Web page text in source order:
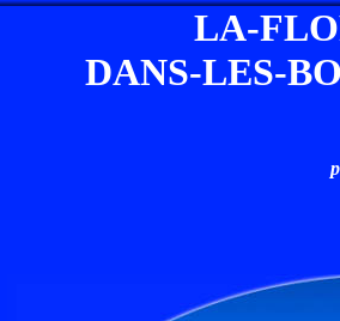
LA-
DANS-LES-